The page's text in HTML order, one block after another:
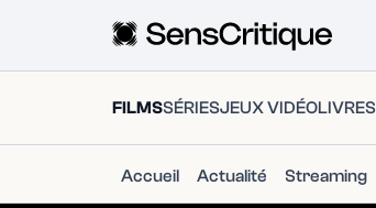
FILMSSÉRIESJEUX VIDÉOLIVRES
Accueil Actualité Streaming